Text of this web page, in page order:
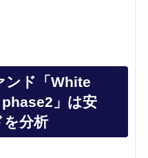
ンド「White
」は安
を分析